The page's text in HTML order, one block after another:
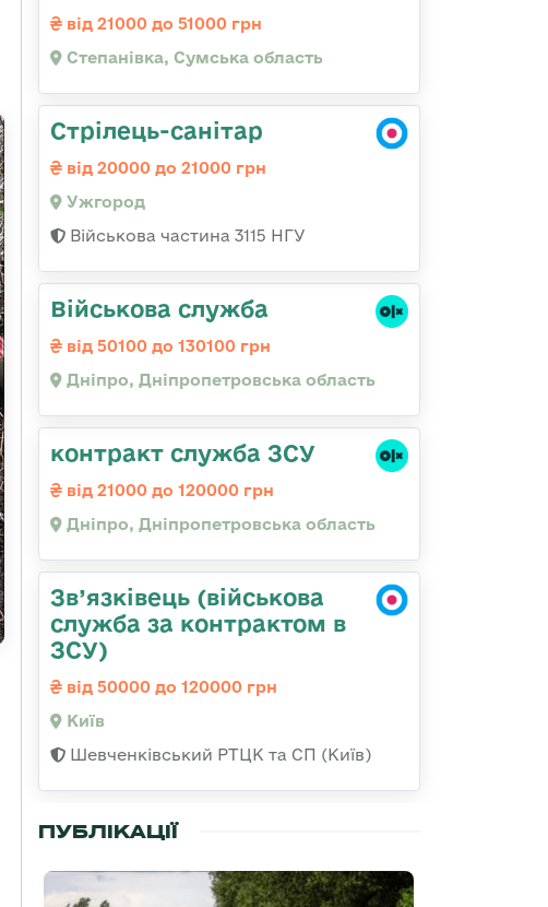
від 21000 до 51000 грн
Степанівка, Сумська область
Стрілець-санітар
від 20000 до 21000 грн
Ужгород
Військова частина 3115 НГУ
Військова служба
від 50100 до 130100 грн
Дніпро, Дніпропетровська область
контракт служба ЗСУ
від 21000 до 120000 грн
Дніпро, Дніпропетровська область
Зв’язківець (військова
служба за контрактом в
ЗСУ)
від 50000 до 120000 грн
Київ
Шевченківський РТЦК та СП (Київ)
ПУБЛІКАЦІЇ